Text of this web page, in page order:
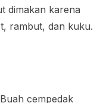
dimakan karena
rambut, dan kuku.
cempedak